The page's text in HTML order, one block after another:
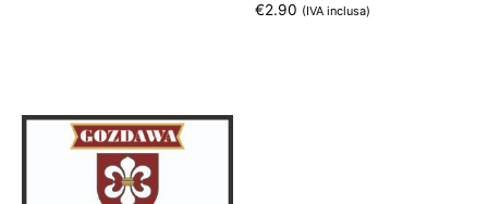
€2.90 (IVA inclusa)